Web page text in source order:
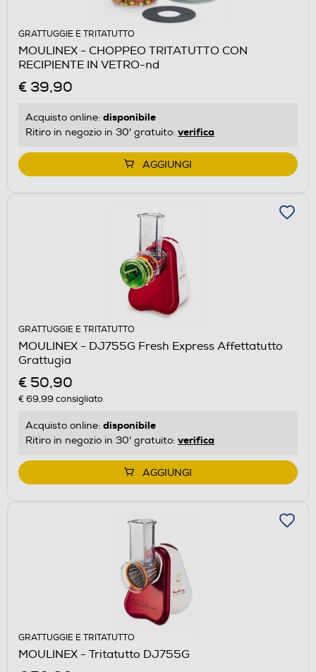
GRATTUGGIE E TRITATUTTO
MOULINEX - CHOPPEO TRITATUTTO CON
RECIPIENTE IN VETRO-nd
€ 39,90
Acquisto online: disponibile
Ritiro in negozio in 30' gratuito: verifica
AGGIUNGI
GRATTUGGIE E TRITATUTTO
MOULINEX - DJ755G Fresh Express Affettatutto
Grattugia
€ 50,90
€ 69,99 consigliato
Acquisto online: disponibile
Ritiro in negozio in 30' gratuito: verifica
AGGIUNGI
GRATTUGGIE E TRITATUTTO
MOULINEX - Tritatutto DJ755G